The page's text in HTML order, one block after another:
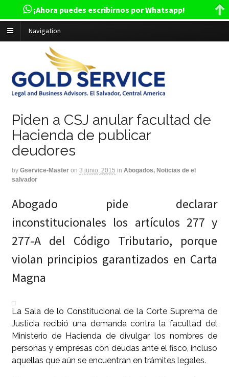
Navigation
Piden a CSJ anular facultad de
Hacienda de publicar
deudores
by Gservice-Master on 3 junio, 2015 in Abogados, Noticias de el
salvador
Abogado pide declarar
inconstitucionales los artículos 277 y
277-A del Código Tributario, porque
violan principios garantizados en Carta
Magna
La Sala de lo Constitucional de la Corte Suprema de
Justicia recibió una demanda contra la facultad del
Ministerio de Hacienda de divulgar los nombres de
personas y empresas con deudas ante el fisco, incluso
aquellas que aún se encuentran en trámites legales.
¡Ahora puedes escribirnos por Whatsapp!